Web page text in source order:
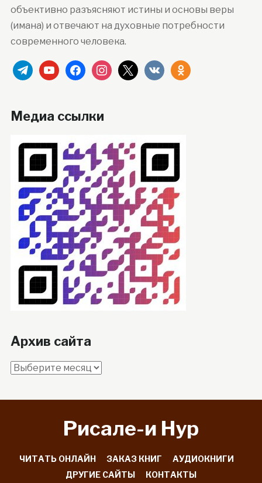
объективно разъясняют истины и основы веры
(имана) и отвечают на духовные потребности
современного человека.
telegramyoutubefacebookinstagram
x vkontakteodnoklassniki
Медиа ссылки
Архив сайта
Архив
Рисале-и Hyp
ЧИТАТЬ ОНЛАЙН ЗАКАЗ КНИГ
АУДИОКНИГИ
ДРУГИЕ САЙТЫ
КОНТАКТЫ